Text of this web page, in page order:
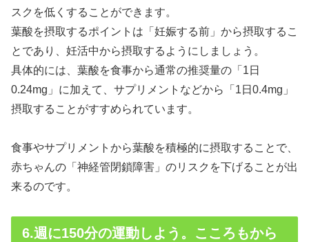
スクを低くすることができます。
葉酸を摂取するポイントは「妊娠する前」から摂取するこ
とであり、妊活中から摂取するようにしましょう。
具体的には、葉酸を食事から通常の推奨量の「1日
0.24mg」に加えて、サプリメントなどから「1日0.4mg」
摂取することがすすめられています。
食事やサプリメントから葉酸を積極的に摂取することで、
赤ちゃんの「神経管閉鎖障害」のリスクを下げることが出
来るのです。
6.週に150分の運動しよう。こころもから